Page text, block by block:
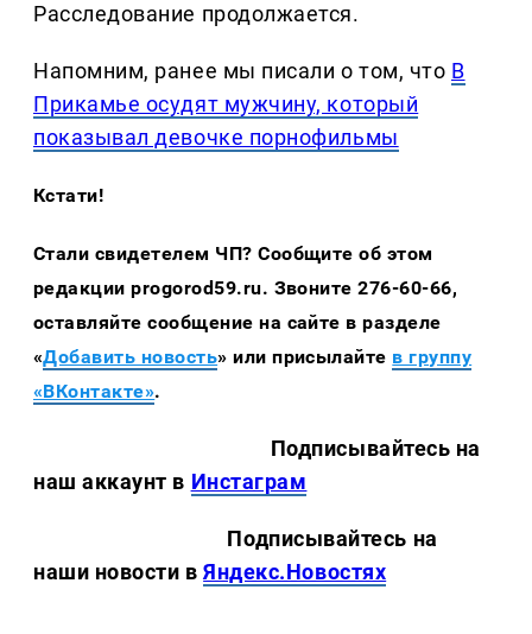
Расследование продолжается.
Напомним, ранее мы писали о том, что В
Прикамье осудят мужчину, который
показывал девочке порнофильмы
Кстати!
Стали свидетелем ЧП? Сообщите об этом
редакции progorod59.ru. Звоните 276-60-66,
оставляйте сообщение на сайте в разделе
«Добавить новость» или присылайте в группу
«ВКонтакте».
Подписывайтесь на
наш аккаунт в Инстаграм
Подписывайтесь на
наши новости вЯндекс.Новостях